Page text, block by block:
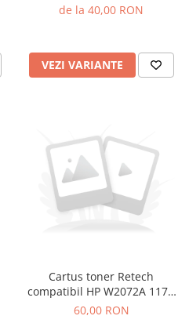
de la 40,00 RON
VEZI VARIANTE
Cartus toner Retech
compatibil HP W2072A 117A
yellow
60,00 RON